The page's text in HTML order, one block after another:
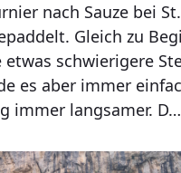
nach Sauze bei
Gleich zu
etwas schwierigere
es aber immer
immer langsamer. D…